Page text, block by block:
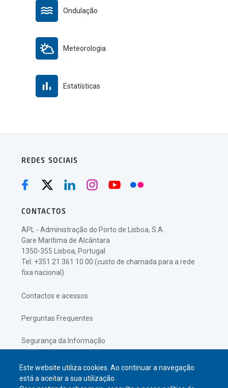
Este website utiliza cookies. Ao continuar a navegação
está a aceitar a sua utilização.
Ondulação
Meteorologia
Estatísticas
REDES SOCIAIS
CONTACTOS
APL - Administração do Porto de Lisboa, S.A.
Gare Marítima de Alcântara
1350-355 Lisboa, Portugal
Tel: +351 21 361 10 00 (custo de chamada para a rede
fixa nacional)
Contactos e acessos
Perguntas Frequentes
Segurança da Informação
Política de Privacidade